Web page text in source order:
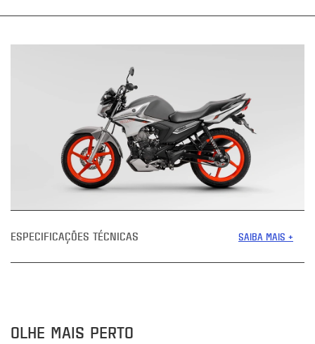
ESPECIFICAÇÕES TÉCNICAS SAIBA MAIS +
OLHE MAIS PERTO